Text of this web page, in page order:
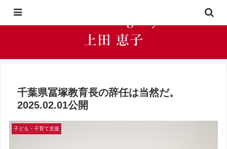
千葉県冨塚教育長の辞任は当然だ。
2025.02.01公開
子ども・子育て支援